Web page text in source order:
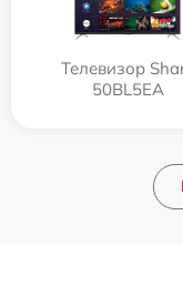
Телевизор
50BL5EA